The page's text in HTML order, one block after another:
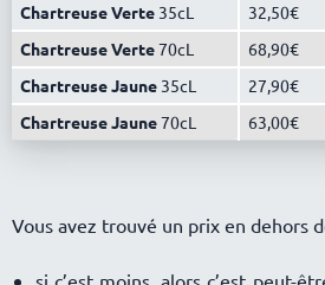
Chartreuse Verte 35cL 32,50
Chartreuse Verte70cL 68,90
Chartreuse Jaune 35cL 27,90
Chartreuse Jaune70cL 63,00
Vous avez trouvé un prix en dehors
si c’est moins, alors c’est peut-